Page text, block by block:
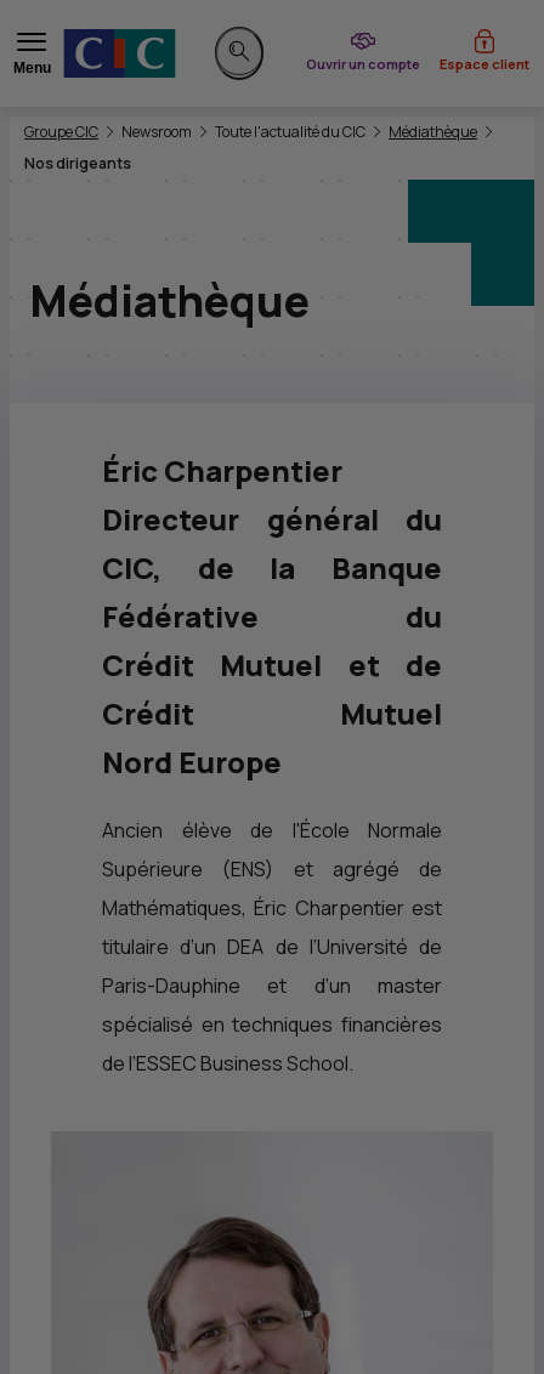
Menu
Rechercher sur le site
Ouvrir un compte
du CIC Espace client
Vous êtes ici:
Groupe CIC Newsroom Toute l'actualité du CIC
Médiathèque
Nos dirigeants
Médiathèque
Éric Charpentier
Directeur général du
CIC, de la Banque
Fédérative du
Crédit Mutuel et de
Crédit Mutuel
Nord Europe
Ancien élève de l'École Normale
Supérieure (ENS) et agrégé de
Mathématiques, Éric Charpentier est
titulaire d’un DEA de l’Université de
Paris-Dauphine et d’un master
spécialisé en techniques financières
de l’ESSEC Business School.